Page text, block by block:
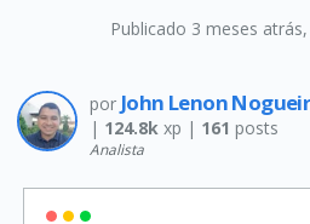
Publicado 3 meses atrás
por John Lenon
| 124.8kxp | 161 posts
Analista